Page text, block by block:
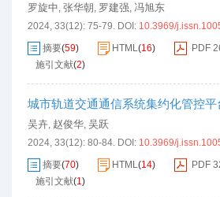
罗旋中, 张华朝, 罗建强, 冯旭东
2024, 33(12): 75-79. DOI: 10.3969/
摘要(59) HTML(16) PDF
施引文献(2)
城市轨道交通通信系统集约化管控
吴卉 赵俊华 吴跃
2024, 33(12): 80-84. DOI: 10.3969/
摘要(70) HTML (14) PDF
施引文献(1 )